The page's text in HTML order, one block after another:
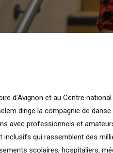
d’Avignon et au Centre
dirige la compagnie de
avec professionnels et
inclusifs qui rassemblent des
scolaires, hospitaliers,